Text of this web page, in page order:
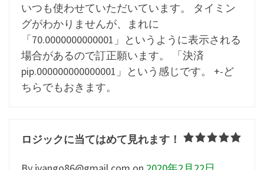
いつも使わせていただいています。 タイミン
グがわかりませんが、まれに
「70.0000000000001」というように表示される
場合があるので訂正願います。 「決済
pip.000000000000001」という感じです。 +-ど
ちらでもおきます。
ロジックに当てはめて見れます！